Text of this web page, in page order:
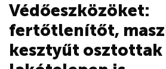
Védőeszközöket:
fertőtlenítőt,
kesztyűt osztottak